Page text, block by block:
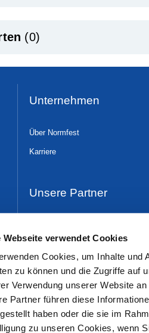
Webseite verwendet Cookies
Cookies, um Inhalte und
zu können und die Zugriffe auf
Verwendung unserer Website
Partner führen diese
haben oder die sie im
zu unseren Cookies, wenn
(0)
Unternehmen
Über Normfest
Karriere
Unsere Partner